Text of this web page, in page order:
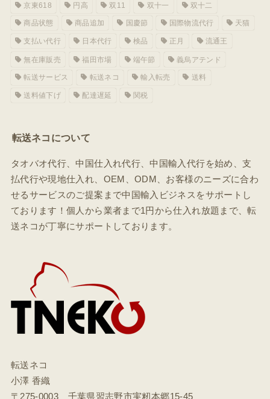
京東618 円高 双11 双十一 双十二
商品状態 商品追加 国慶節 国際物流代行 天猫
支払い代行 日本代行 検品 正月 流通王
無在庫販売 福田市場 端午節 義烏アテンド
転送サービス 転送ネコ 輸入転売 送料
送料値下げ 配達遅延 関税
転送ネコについて
タオバオ代行、中国仕入れ代行、中国輸入代行を始め、支
払代行や現地仕入れ、OEM、ODM、お客様のニーズに合わ
せるサービスのご提案まで中国輸入ビジネスをサポートし
ております！個人から業者まで1円から仕入れ放題まで、転
送ネコが丁寧にサポートしております。
転送ネコ
小澤 香織
〒275-0003 千葉県習志野市実籾本郷15-45